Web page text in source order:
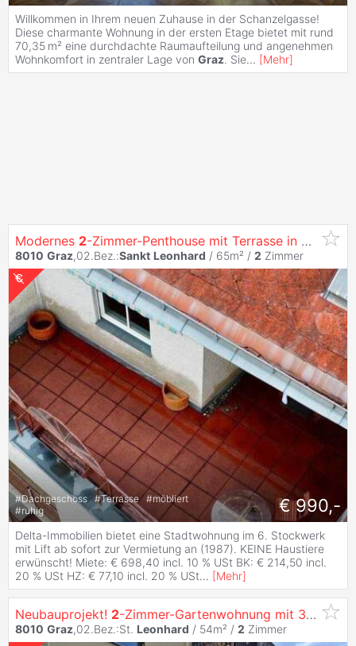
Willkommen in Ihrem neuen Zuhause in der Schanzelgasse!
Diese charmante Wohnung in der ersten Etage bietet mit rund
70,35 m² eine durchdachte Raumaufteilung und angenehmen
Wohnkomfort in zentraler Lage von Graz. Sie... [Mehr]
Modernes 2-Zimmer-Penthouse mit Terrasse in Graz,
8010 Graz,02.Bez.:Sankt Leonhard / 65m² / 2 Zimmer
#Dachgeschoss #Terrasse #möbliert
#ruhig € 990,-
Delta-Immobilien bietet eine Stadtwohnung im 6. Stockwerk
mit Lift ab sofort zur Vermietung an (1987). KEINE Haustiere
erwünscht! Miete: € 698,40 incl. 10 % USt BK: € 214,50 incl.
20 % USt HZ: € 77,10 incl. 20 % USt... [Mehr]
Neubauprojekt! 2-Zimmer-Gartenwohnung mit 3,6 Meter Raumhöhe in St-
8010 Graz,02.Bez.:St. Leonhard / 54m² / 2 Zimmer